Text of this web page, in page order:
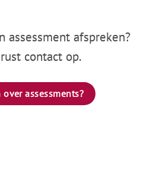
assessment afspreken?
contact op.
assessments?